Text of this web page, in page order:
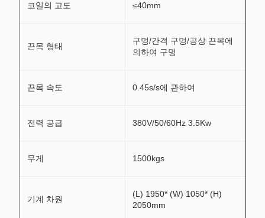
코일의 고도 ≤40mm
끈목 형태
구멍/간격 구멍/공상 끈목에
의하여 구멍
끈목 속도 0.45s/s에 관하여
전력 공급 380V/50/60Hz 3.5Kw
무게 1500kgs
기계 차원
(L) 1950* (W) 1050* (H)
2050mm